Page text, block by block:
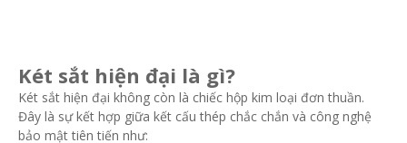
Két sắt hiện đại là gì?
Két sắt hiện đại không còn là chiếc hộp kim loại đơn thuần.
Đây là sự kết hợp giữa kết cấu thép chắc chắn và công nghệ
bảo mật tiên tiến như: